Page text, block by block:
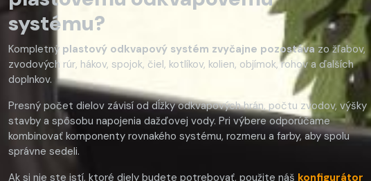
systému?
Kompletný plastový odkvapový systém zvyčajne pozostáva zo žľabov,
zvodových rúr, hákov, spojok, čiel, kotlíkov, kolien, objímok, rohov a ďalších
doplnkov.
Presný počet dielov závisí od dĺžky odkvapových hrán, počtu zvodov, výšky
stavby a spôsobu napojenia dažďovej vody. Pri výbere odporúčame
kombinovať komponenty rovnakého systému, rozmeru a farby, aby spolu
správne sedeli.
Ak si nie ste istí, ktoré diely budete potrebovať, použite náš konfigurátor